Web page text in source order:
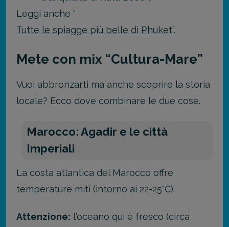
Leggi anche “
Tutte le spiagge più belle di Phuket”.
Mete con mix “Cultura-Mare”
Vuoi abbronzarti ma anche scoprire la storia
locale? Ecco dove combinare le due cose.
Marocco: Agadir e le città
Imperiali
La costa atlantica del Marocco offre
temperature miti (intorno ai 22-25°C).
Attenzione: l'oceano qui è fresco (circa